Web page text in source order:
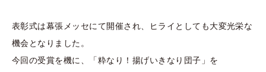
表彰式は幕張メッセにて開催され、ヒライとしても大変光栄な
機会となりました。
今回の受賞を機に、「粋なり！揚げいきなり団子」を